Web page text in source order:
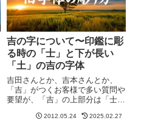
吉の字について〜印鑑に彫
る時の「士」と下が長い
「土」の吉の字体
吉田さんとか、吉本さんとか、
「吉」がつくお客様で多い質問や
要望が、「吉」の上部分は「士」
です。「下の棒が長いので、下を
2012.05.24 2025.02.27